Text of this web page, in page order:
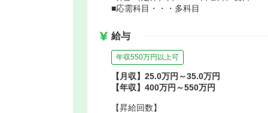
■応需科目・・・多科目
給与
年収550万円以上可
【月収】25.0万円～35.0万円
【年収】400万円～550万円
【昇給回数】